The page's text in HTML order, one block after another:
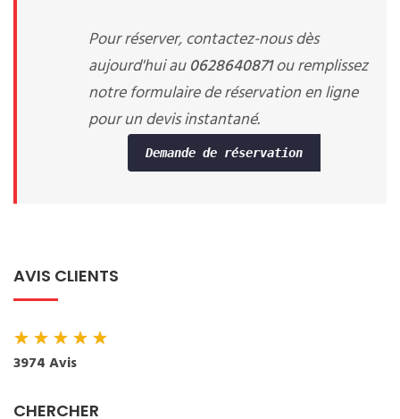
Pour réserver, contactez-nous dès
aujourd'hui au0628640871ou remplissez
notre formulaire de réservation en ligne
pour un devis instantané.
Demande de réservation
AVIS CLIENTS
★★★★★
3974 Avis
CHERCHER